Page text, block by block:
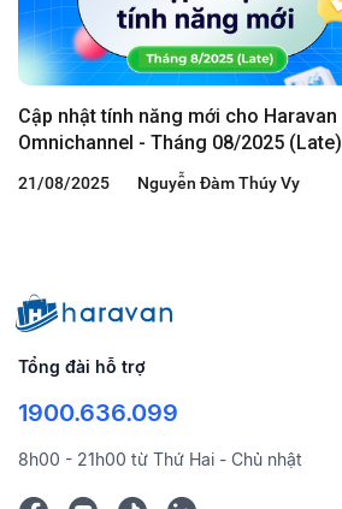
Cập nhật tính năng mới cho Haravan
Omnichannel - Tháng 08/2025 (Late)
21/08/2025 Nguyễn Đàm Thúy Vy
Tổng đài hỗ trợ
1900.636.099
8h00 - 21h00 từ Thứ Hai - Chủ nhật